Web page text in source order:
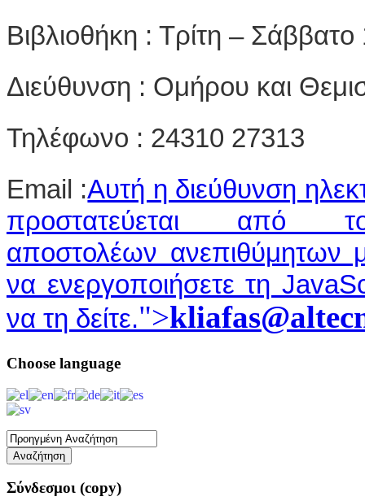
Βιβλιοθήκη : Τρίτη –
Διεύθυνση : Ομήρου και
Τηλέφωνο : 24310 27313
Email :Αυτή η διεύθυνση
προστατεύεται από
αποστολέων ανεπιθύμητων
να ενεργοποιήσετε τη
να τη δείτε.">
Choose language
Σύνδεσμοι (copy)